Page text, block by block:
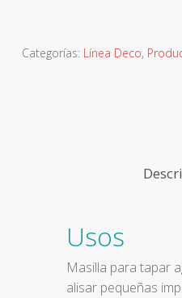
Categorías: Línea Deco,
Usos
Masilla para tapar
alisar pequeñas